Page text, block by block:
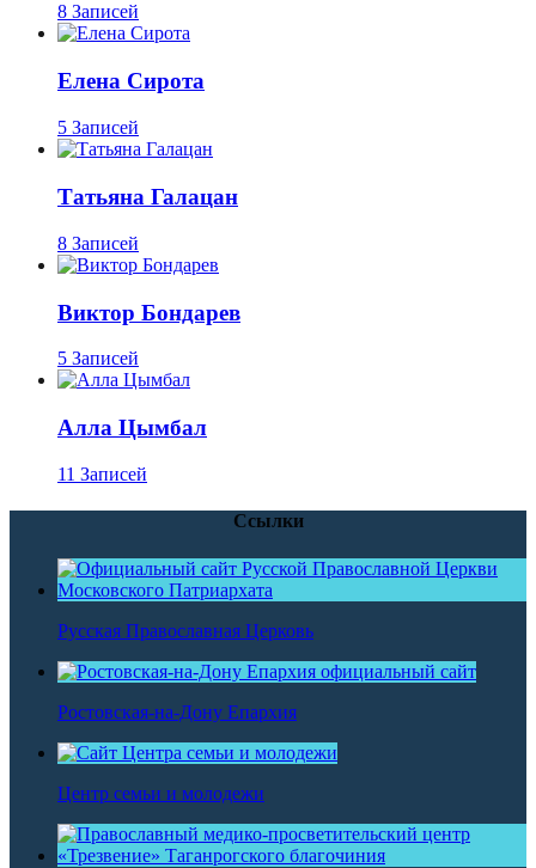
8 Записей
Елена Сирота
5 Записей
Татьяна Галацан
8 Записей
Виктор Бондарев
5 Записей
Алла Цымбал
11 Записей
Ссылки
Русская Православная Церковь
Ростовская-на-Дону Епархия
Центр семьи и молодежи